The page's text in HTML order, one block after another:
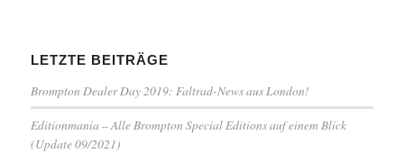
LETZTE BEITRÄGE
Brompton Dealer Day 2019: Faltrad-News aus London!
Editionmania – Alle Brompton Special Editions auf einem Blick
(Update 09/2021)